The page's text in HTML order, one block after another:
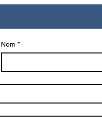
Nom *